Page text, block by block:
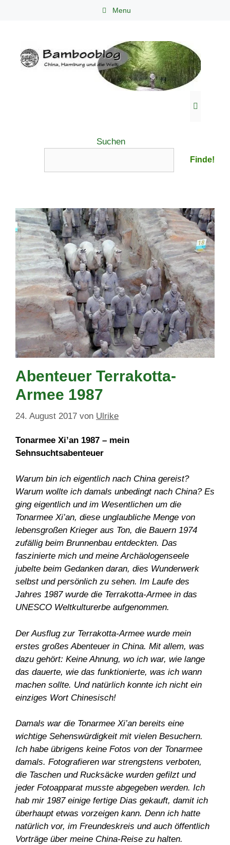
Menu
Suchen
Finde!
Abenteuer Terrakotta-
Armee 1987
24. August 2017 von Ulrike
Tonarmee Xi’an 1987 – mein
Sehnsuchtsabenteuer
Warum bin ich eigentlich nach China gereist?
Warum wollte ich damals unbedingt nach China? Es
ging eigentlich und im Wesentlichen um die
Tonarmee Xi’an, diese unglaubliche Menge von
lebensgroßen Krieger aus Ton, die Bauern 1974
zufällig beim Brunnenbau entdeckten. Das
faszinierte mich und meine Archäologenseele
jubelte beim Gedanken daran, dies Wunderwerk
selbst und persönlich zu sehen. Im Laufe des
Jahres 1987 wurde die Terrakotta-Armee in das
UNESCO Weltkulturerbe aufgenommen.
Der Ausflug zur Terrakotta-Armee wurde mein
erstes großes Abenteuer in China. Mit allem, was
dazu gehört: Keine Ahnung, wo ich war, wie lange
das dauerte, wie das funktionierte, was ich wann
machen sollte. Und natürlich konnte ich nicht ein
einziges Wort Chinesisch!
Damals war die Tonarmee Xi’an bereits eine
wichtige Sehenswürdigkeit mit vielen Besuchern.
Ich habe übrigens keine Fotos von der Tonarmee
damals. Fotografieren war strengstens verboten,
die Taschen und Rucksäcke wurden gefilzt und
jeder Fotoapparat musste abgegeben werden. Ich
hab mir 1987 einige fertige Dias gekauft, damit ich
überhaupt etwas vorzeigen kann. Denn ich hatte
natürlich vor, im Freundeskreis und auch öffentlich
Vorträge über meine China-Reise zu halten.